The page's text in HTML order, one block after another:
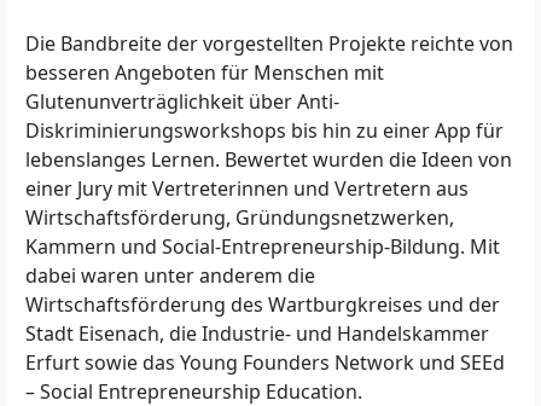
Die Bandbreite der vorgestellten Projekte reichte von
besseren Angeboten für Menschen mit
Glutenunverträglichkeit über Anti-
Diskriminierungsworkshops bis hin zu einer App für
lebenslanges Lernen. Bewertet wurden die Ideen von
einer Jury mit Vertreterinnen und Vertretern aus
Wirtschaftsförderung, Gründungsnetzwerken,
Kammern und Social-Entrepreneurship-Bildung. Mit
dabei waren unter anderem die
Wirtschaftsförderung des Wartburgkreises und der
Stadt Eisenach, die Industrie- und Handelskammer
Erfurt sowie das Young Founders Network und SEEd
– Social Entrepreneurship Education.